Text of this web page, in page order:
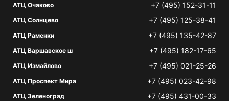
АТЦ Очаково +7 (495) 152-31-11
АТЦ Солнцево +7 (495) 125-38-41
АТЦ Раменки +7 (495) 135-42-87
АТЦ Варшавское ш +7 (495) 182-17-65
АТЦ Измайлово +7 (495) 021-25-26
АТЦ Проспект Мира +7 (495) 023-42-98
АТЦ Зеленоград +7 (495) 431-00-33